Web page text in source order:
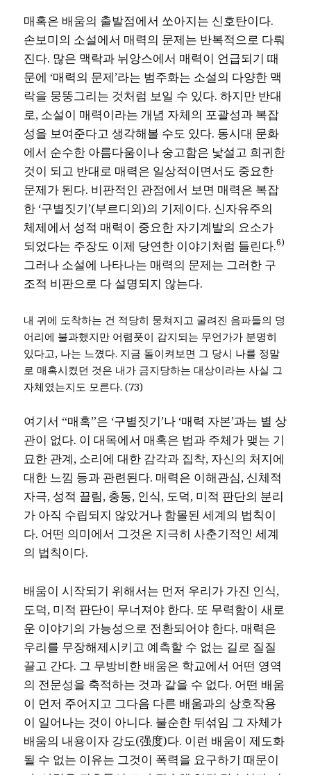
매혹은 배움의 출발점에서 쏘아지는 신호탄이다.
손보미의 소설에서 매력의 문제는 반복적으로 다뤄
진다. 많은 맥락과 뉘앙스에서 매력이 언급되기 때
문에 ‘매력의 문제’라는 범주화는 소설의 다양한 맥
락을 뭉뚱그리는 것처럼 보일 수 있다. 하지만 반대
로, 소설이 매력이라는 개념 자체의 포괄성과 복잡
성을 보여준다고 생각해볼 수도 있다. 동시대 문화
에서 순수한 아름다움이나 숭고함은 낯설고 희귀한
것이 되고 반대로 매력은 일상적이면서도 중요한
문제가 된다. 비판적인 관점에서 보면 매력은 복잡
한 ‘구별짓기’(부르디외)의 기제이다. 신자유주의
체제에서 성적 매력이 중요한 자기계발의 요소가
되었다는 주장도 이제 당연한 이야기처럼 들린다.6)
그러나 소설에 나타나는 매력의 문제는 그러한 구
조적 비판으로 다 설명되지 않는다.
내 귀에 도착하는 건 적당히 뭉쳐지고 굴려진 음파들의 덩
어리에 불과했지만 어렴풋이 감지되는 무언가가 분명히
있다고, 나는 느꼈다. 지금 돌이켜보면 그 당시 나를 정말
로 매혹시켰던 것은 내가 금지당하는 대상이라는 사실 그
자체였는지도 모른다. (73)
여기서 “매혹”은 ‘구별짓기’나 ‘매력 자본’과는 별 상
관이 없다. 이 대목에서 매혹은 법과 주체가 맺는 기
묘한 관계, 소리에 대한 감각과 집착, 자신의 처지에
대한 느낌 등과 관련된다. 매력은 이해관심, 신체적
자극, 성적 끌림, 충동, 인식, 도덕, 미적 판단의 분리
가 아직 수립되지 않았거나 함몰된 세계의 법칙이
다. 어떤 의미에서 그것은 지극히 사춘기적인 세계
의 법칙이다.
배움이 시작되기 위해서는 먼저 우리가 가진 인식,
도덕, 미적 판단이 무너져야 한다. 또 무력함이 새로
운 이야기의 가능성으로 전환되어야 한다. 매력은
우리를 무장해제시키고 예측할 수 없는 길로 질질
끌고 간다. 그 무방비한 배움은 학교에서 어떤 영역
의 전문성을 축적하는 것과 같을 수 없다. 어떤 배움
이 먼저 주어지고 그다음 다른 배움과의 상호작용
이 일어나는 것이 아니다. 불순한 뒤섞임 그 자체가
배움의 내용이자 강도(强度)다. 이런 배움이 제도화
될 수 없는 이유는 그것이 폭력을 요구하기 때문이